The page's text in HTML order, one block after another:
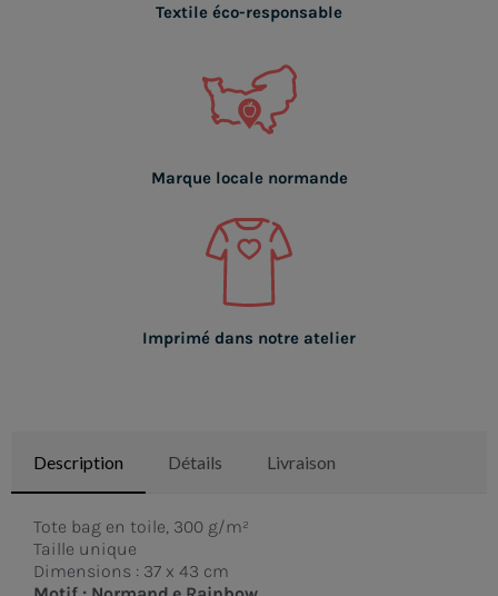
Textile éco-responsable
Marque locale normande
Imprimé dans notre atelier
Description Détails Livraison
Tote bag en toile, 300 g/m²
Taille unique
Dimensions : 37 x 43 cm